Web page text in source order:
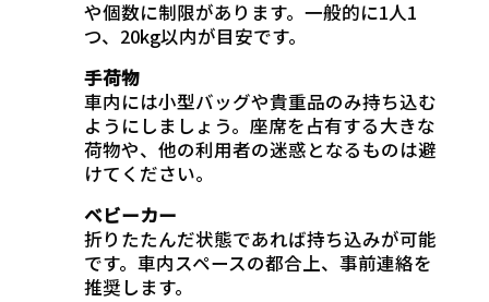
や個数に制限があります。一般的に1人1
つ、20kg以内が目安です。
手荷物
車内には小型バッグや貴重品のみ持ち込む
ようにしましょう。座席を占有する大きな
荷物や、他の利用者の迷惑となるものは避
けてください。
ベビーカー
折りたたんだ状態であれば持ち込みが可能
です。車内スペースの都合上、事前連絡を
推奨します。